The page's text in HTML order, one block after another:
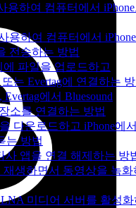
용하여 컴퓨터에서
용하여 컴퓨터에서
전송하는 방법
파일을 업로드하고
또는 Evertag에 연결하는
Evertag에서 Bluesound
소를 연결하는 방법
다운로드하고 iPhone에
는 방법
사 앱을 연결 해제하는 방
재생하면서 동영상을 녹화
미디어 서버를 활성